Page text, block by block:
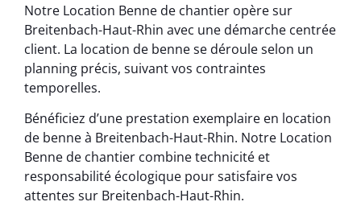
Notre Location Benne de chantier opère sur
Breitenbach-Haut-Rhin avec une démarche centrée
client. La location de benne se déroule selon un
planning précis, suivant vos contraintes
temporelles.
Bénéficiez d’une prestation exemplaire en location
de benne à Breitenbach-Haut-Rhin. Notre Location
Benne de chantier combine technicité et
responsabilité écologique pour satisfaire vos
attentes sur Breitenbach-Haut-Rhin.